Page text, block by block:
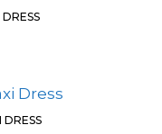
DRESS